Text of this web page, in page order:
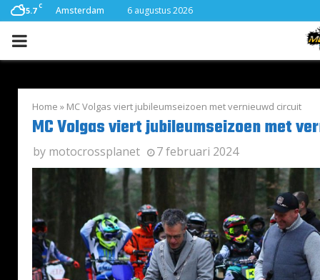
15.7 C Amsterdam 6 augustus 2026
PRIMARY
Home » MC Volgas viert jubileumseizoen met vernieuwd circuit
MC Volgas viert jubileumseizoen met
by motocrossplanet 7 februari 2024